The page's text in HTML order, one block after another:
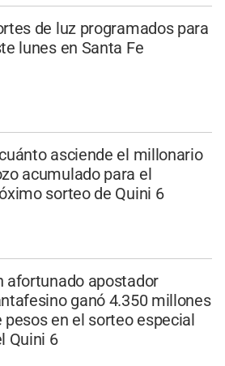
de luz programados para
lunes en Santa Fe
asciende el millonario
acumulado para el
sorteo de Quini 6
afortunado apostador
ganó 4.350 millones
pesos en el sorteo especial
Quini 6